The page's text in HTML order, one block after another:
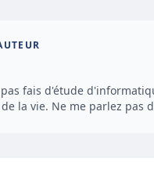
fais d'étude
la vie. Ne me parlez pas